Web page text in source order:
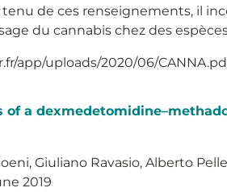
de ces renseignements, il
du cannabis chez des
app/uploads/2020/06/
of a
Giuliano Ravasio, Alberto
2019